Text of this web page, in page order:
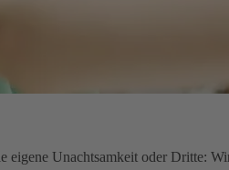
eigene Unachtsamkeit oder Dritte: